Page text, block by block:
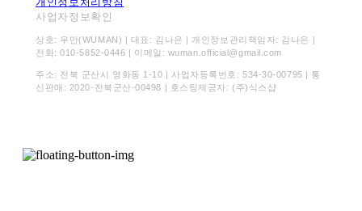
사업자정보확인
상호: 우만(WUMAN) | 대표: 김나은 | 개인정보관리책임자: 김나은 |
전화: 010-5852-0446 | 이메일: wuman.official@gmail.com
주소: 전북 군산시 영화동 1-10 | 사업자등록번호:534-30-00795 | 통
신판매: 2020-전북군산-00498 | 호스팅제공자: (주)식스샵